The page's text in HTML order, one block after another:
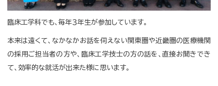
臨床工学科でも、毎年３年生が参加しています。
本来は遠くて、なかなかお話を伺えない関東圏や近畿圏の医療機関
の採用ご担当者の方や、臨床工学技士の方の話を、直接お聞きでき
て、効率的な就活が出来た様に思います。